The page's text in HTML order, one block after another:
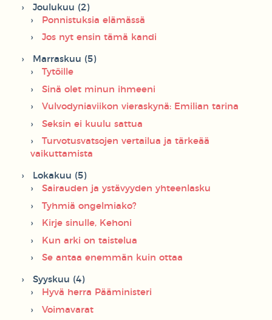
Joulukuu (2)
Ponnistuksia elämässä
Jos nyt ensin tämä kandi
Marraskuu (5)
Tytöille
Sinä olet minun ihmeeni
Vulvodyniaviikon vieraskynä: Emilian tarina
Seksin ei kuulu sattua
Turvotusvatsojen vertailua ja tärkeää
vaikuttamista
Lokakuu (5)
Sairauden ja ystävyyden yhteenlasku
Tyhmiä ongelmiako?
Kirje sinulle, Kehoni
Kun arki on taistelua
Se antaa enemmän kuin ottaa
Syyskuu (4)
Hyvä herra Pääministeri
Voimavarat